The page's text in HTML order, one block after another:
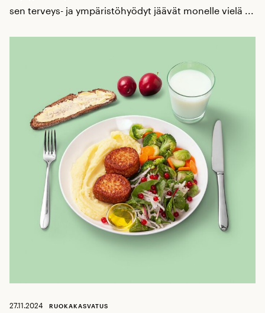
sen terveys- ja ympäristöhyödyt jäävät monelle vielä ...
27.11.2024 RUOKAKASVATUS